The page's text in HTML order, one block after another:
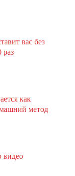
вас без
раз
как
метод
видео